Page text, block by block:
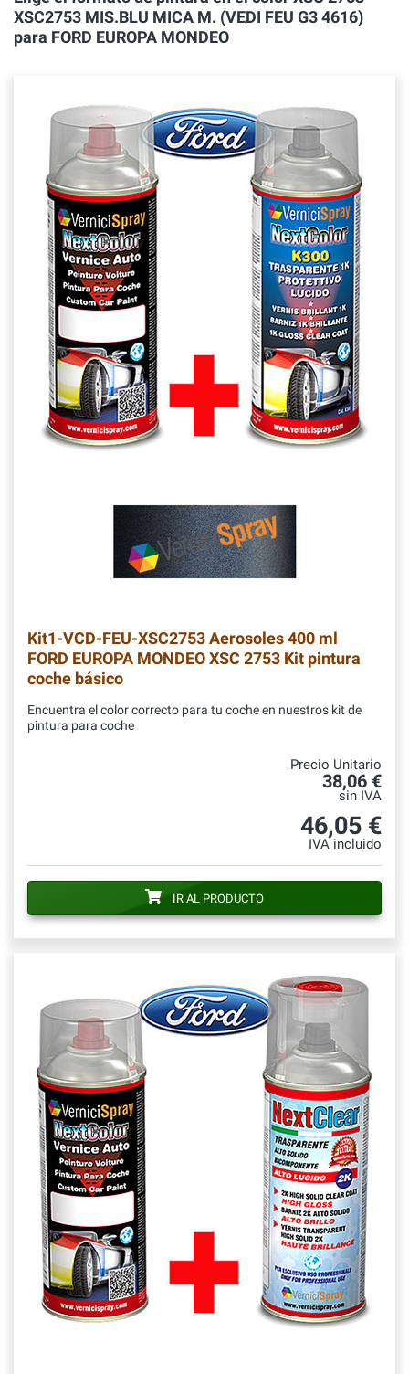
XSC2753 MIS.BLU MICA M. (VEDI FEU G3 4616)
para FORD EUROPA MONDEO
Kit1-VCD-FEU-XSC2753Aerosoles 400 ml
FORD EUROPA MONDEO XSC 2753 Kit pintura
coche básico
Encuentra el color correcto para tu coche en nuestros kit de
pintura para coche
Precio Unitario
38,06 €
sin IVA
46,05 €
IVA incluido
IR AL PRODUCTO